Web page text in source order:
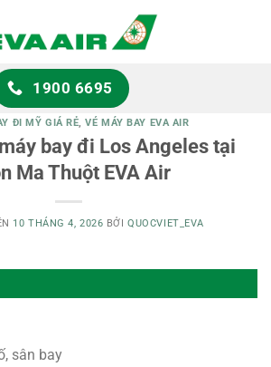
1900 6695
ĐI MỸ GIÁ RẺ,VÉ MÁY BAY EVA AIR
bay đi Los Angeles tại
Ma Thuột EVA Air
10 THÁNG 4, 2026 BỞIQUOCVIET_EVA
sân bay